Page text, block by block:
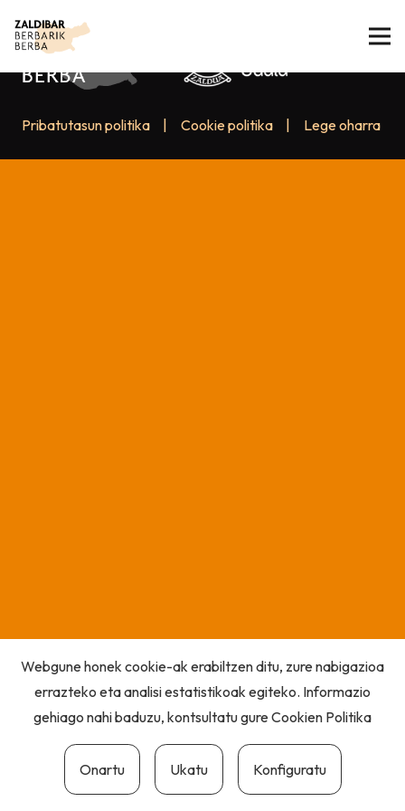
Pribatutasun politika Cookie politika Lege oharra
Webgune honek cookie-ak erabiltzen ditu, zure nabigazioa
errazteko eta analisi estatistikoak egiteko. Informazio
gehiago nahi baduzu, kontsultatu gureCookien Politika
Onartu Ukatu Konfiguratu